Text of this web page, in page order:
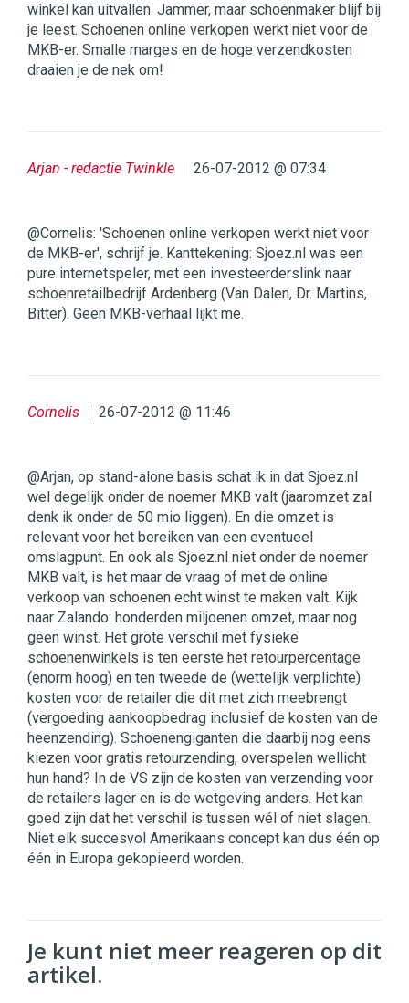
winkel kan uitvallen. Jammer, maar schoenmaker blijf bij
je leest. Schoenen online verkopen werkt niet voor de
MKB-er. Smalle marges en de hoge verzendkosten
draaien je de nek om!
Arjan - redactie Twinkle 26-07-2012 @ 07:34
@Cornelis: 'Schoenen online verkopen werkt niet voor
de MKB-er', schrijf je. Kanttekening: Sjoez.nl was een
pure internetspeler, met een investeerderslink naar
schoenretailbedrijf Ardenberg (Van Dalen, Dr. Martins,
Bitter). Geen MKB-verhaal lijkt me.
Cornelis 26-07-2012 @ 11:46
@Arjan, op stand-alone basis schat ik in dat Sjoez.nl
wel degelijk onder de noemer MKB valt (jaaromzet zal
denk ik onder de 50 mio liggen). En die omzet is
relevant voor het bereiken van een eventueel
omslagpunt. En ook als Sjoez.nl niet onder de noemer
MKB valt, is het maar de vraag of met de online
verkoop van schoenen echt winst te maken valt. Kijk
naar Zalando: honderden miljoenen omzet, maar nog
geen winst. Het grote verschil met fysieke
schoenenwinkels is ten eerste het retourpercentage
(enorm hoog) en ten tweede de (wettelijk verplichte)
kosten voor de retailer die dit met zich meebrengt
(vergoeding aankoopbedrag inclusief de kosten van de
heenzending). Schoenengiganten die daarbij nog eens
kiezen voor gratis retourzending, overspelen wellicht
hun hand? In de VS zijn de kosten van verzending voor
de retailers lager en is de wetgeving anders. Het kan
goed zijn dat het verschil is tussen wél of niet slagen.
Niet elk succesvol Amerikaans concept kan dus één op
één in Europa gekopieerd worden.
Je kunt niet meer reageren op dit
artikel.